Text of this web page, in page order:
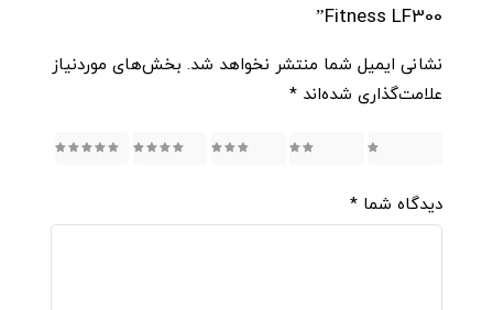
Fitness LF300”
نشانی ایمیل شما منتشر نخواهد شد. بخش‌های موردنیاز
علامت‌گذاری شده‌اند *
5
دیدگاه شما *